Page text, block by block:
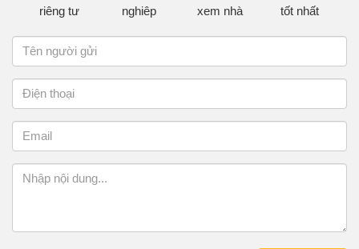
riêng tư
nghiêp
xem nhà
tốt nhất